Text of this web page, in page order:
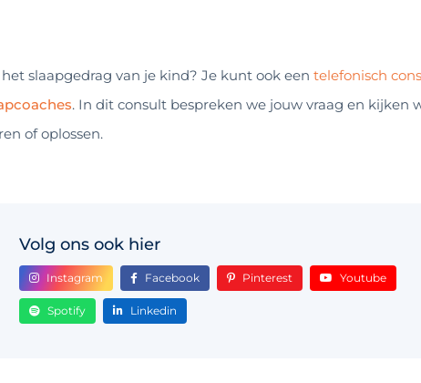
slaapgedrag van je kind? Je kunt ook een telefonisch
. In dit consult bespreken we jouw vraag en kijken
of oplossen.
Volg ons ook hier
Instagram Facebook Pinterest Youtube
Spotify Linkedin